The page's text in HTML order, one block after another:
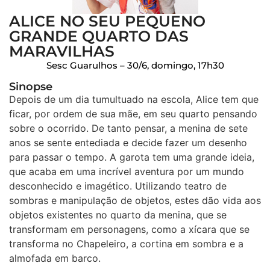
ALICE NO SEU PEQUENO
GRANDE QUARTO DAS
MARAVILHAS
Sesc Guarulhos – 30/6, domingo, 17h30
Sinopse
Depois de um dia tumultuado na escola, Alice tem que
ficar, por ordem de sua mãe, em seu quarto pensando
sobre o ocorrido. De tanto pensar, a menina de sete
anos se sente entediada e decide fazer um desenho
para passar o tempo. A garota tem uma grande ideia,
que acaba em uma incrível aventura por um mundo
desconhecido e imagético. Utilizando teatro de
sombras e manipulação de objetos, estes dão vida aos
objetos existentes no quarto da menina, que se
transformam em personagens, como a xícara que se
transforma no Chapeleiro, a cortina em sombra e a
almofada em barco.